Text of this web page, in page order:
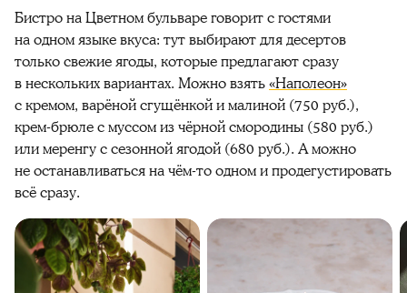
Бистро на Цветном бульваре говорит с гостями
на одном языке вкуса: тут выбирают для десертов
только свежие ягоды, которые предлагают сразу
в нескольких вариантах. Можно взять«Наполеон»
с кремом, варёной сгущёнкой и малиной (750 руб.),
крем-брюле с муссом из чёрной смородины (580 руб.)
или меренгу с сезонной ягодой (680 руб.). А можно
не останавливаться на чём-то одном и продегустировать
всё сразу.